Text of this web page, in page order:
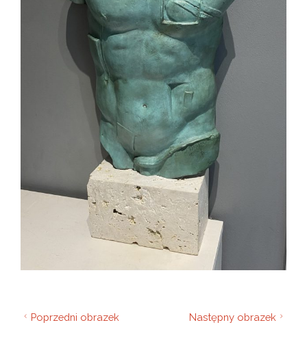
Poprzedni obrazek Następny obrazek